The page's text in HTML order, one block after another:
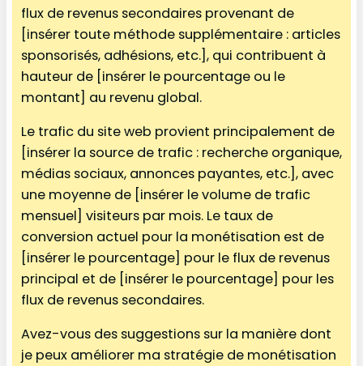
flux de revenus secondaires provenant de
[insérer toute méthode supplémentaire : articles
sponsorisés, adhésions, etc.], qui contribuent à
hauteur de [insérer le pourcentage ou le
montant] au revenu global.
Le trafic du site web provient principalement de
[insérer la source de trafic : recherche organique,
médias sociaux, annonces payantes, etc.], avec
une moyenne de [insérer le volume de trafic
mensuel] visiteurs par mois. Le taux de
conversion actuel pour la monétisation est de
[insérer le pourcentage] pour le flux de revenus
principal et de [insérer le pourcentage] pour les
flux de revenus secondaires.
Avez-vous des suggestions sur la manière dont
je peux améliorer ma stratégie de monétisation